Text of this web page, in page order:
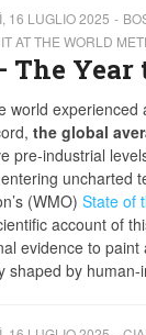
16 LUGLIO 2025
AT THE WORLD
The Year
world
the global
pre-industrial
uncharted
(WMO) State of
account of
evidence to
shaped by